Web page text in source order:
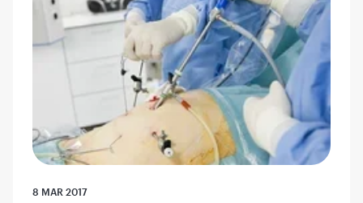
8 MAR 2017